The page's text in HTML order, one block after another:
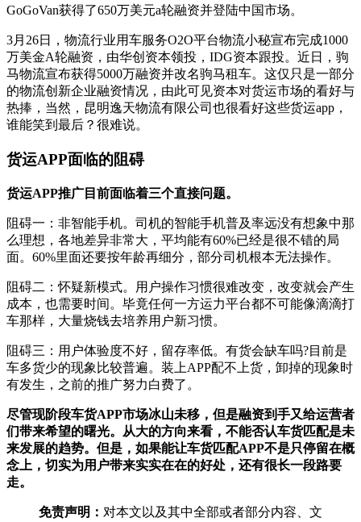
GoGoVan获得了650万美元a轮融资并登陆中国市场。
3月26日，物流行业用车服务O2O平台物流小秘宣布完成1000
万美金A轮融资，由华创资本领投，IDG资本跟投。近日，驹
马物流宣布获得5000万融资并改名驹马租车。这仅只是一部分
的物流创新企业融资情况，由此可见资本对货运市场的看好与
热捧，当然，昆明逸天物流有限公司也很看好这些货运app，
谁能笑到最后？很难说。
货运APP面临的阻碍
货运APP推广目前面临着三个直接问题。
阻碍一：非智能手机。司机的智能手机普及率远没有想象中那
么理想，各地差异非常大，平均能有60%已经是很不错的局
面。60%里面还要按年龄再细分，部分司机根本无法操作。
阻碍二：怀疑新模式。用户操作习惯很难改变，改变就会产生
成本，也需要时间。毕竟任何一方运力平台都不可能像滴滴打
车那样，大量烧钱去培养用户新习惯。
阻碍三：用户体验度不好，留存率低。有货会缺车吗?目前是
车多货少的现象比较普遍。装上APP配不上货，卸掉的现象时
有发生，之前的推广努力白费了。
尽管现阶段车货APP市场冰山未移，但是融资到手又给运营者
们带来希望的曙光。从大的方向来看，不能否认车货匹配是未
来发展的趋势。但是，如果能让车货匹配APP不是只停留在概
念上，切实为用户带来实实在在的好处，还有很长一段路要
走。
免责声明： 对本文以及其中全部或者部分内容、文